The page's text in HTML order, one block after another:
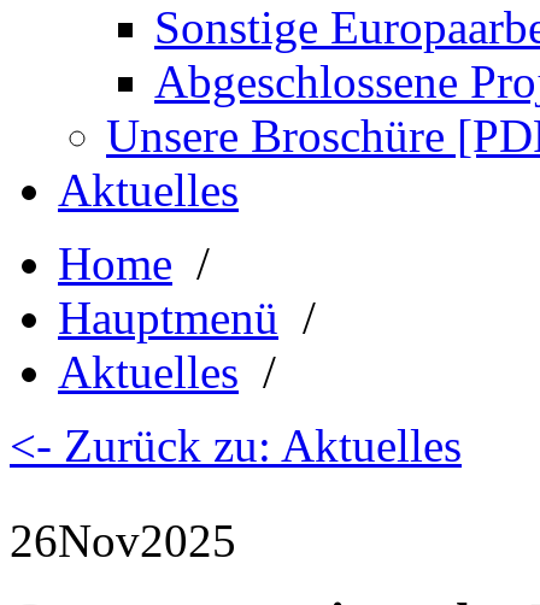
Sonstige
Abgeschlossene
Unsere Broschüre
Aktuelles
Home /
Hauptmenü /
Aktuelles /
<- Zurück zu: Aktuelles
26Nov2025